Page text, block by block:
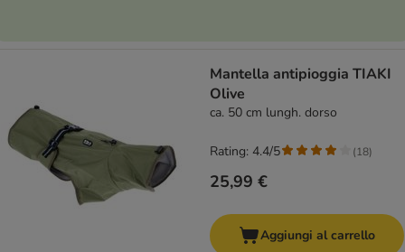
Mantella antipioggia TIAKI
Olive
ca. 50 cm lungh. dorso
25,99 €
Rating: 4.4/5 (18)
Aggiungi al carrello